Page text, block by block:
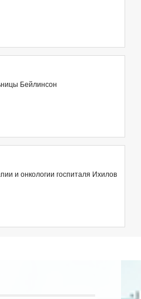
Бейлинсон
и онкологии госпиталя Ихилов